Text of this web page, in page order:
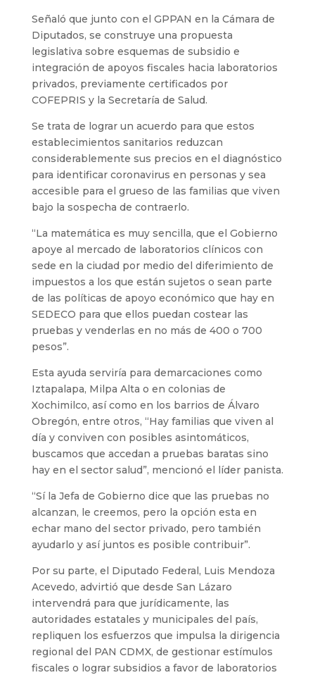
Señaló que junto con el GPPAN en la Cámara de
Diputados, se construye una propuesta
legislativa sobre esquemas de subsidio e
integración de apoyos fiscales hacia laboratorios
privados, previamente certificados por
COFEPRIS y la Secretaría de Salud.
Se trata de lograr un acuerdo para que estos
establecimientos sanitarios reduzcan
considerablemente sus precios en el diagnóstico
para identificar coronavirus en personas y sea
accesible para el grueso de las familias que viven
bajo la sospecha de contraerlo.
“La matemática es muy sencilla, que el Gobierno
apoye al mercado de laboratorios clínicos con
sede en la ciudad por medio del diferimiento de
impuestos a los que están sujetos o sean parte
de las políticas de apoyo económico que hay en
SEDECO para que ellos puedan costear las
pruebas y venderlas en no más de 400 o 700
pesos”.
Esta ayuda serviría para demarcaciones como
Iztapalapa, Milpa Alta o en colonias de
Xochimilco, así como en los barrios de Álvaro
Obregón, entre otros, “Hay familias que viven al
día y conviven con posibles asintomáticos,
buscamos que accedan a pruebas baratas sino
hay en el sector salud”, mencionó el líder panista.
“Sí la Jefa de Gobierno dice que las pruebas no
alcanzan, le creemos, pero la opción esta en
echar mano del sector privado, pero también
ayudarlo y así juntos es posible contribuir”.
Por su parte, el Diputado Federal, Luis Mendoza
Acevedo, advirtió que desde San Lázaro
intervendrá para que jurídicamente, las
autoridades estatales y municipales del país,
repliquen los esfuerzos que impulsa la dirigencia
regional del PAN CDMX, de gestionar estímulos
fiscales o lograr subsidios a favor de laboratorios